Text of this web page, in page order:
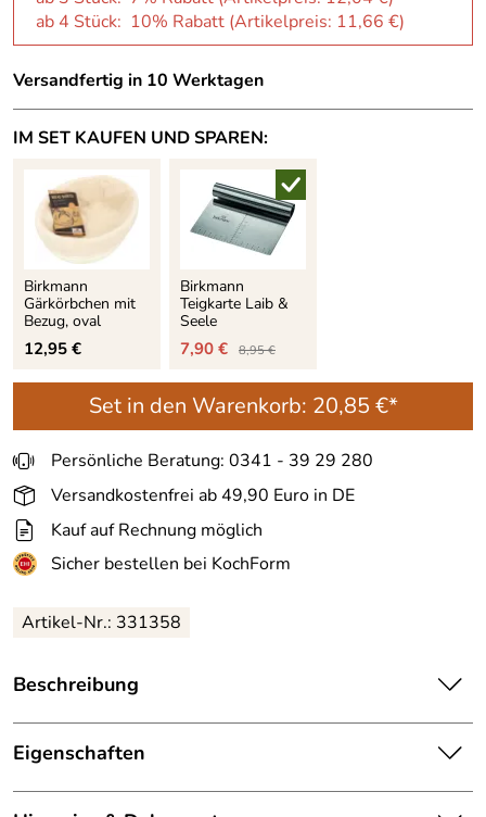
ab 4 Stück: 10% Rabatt (Artikelpreis: 11,66 €)
Versandfertig in 10 Werktagen
IM SET KAUFEN UND SPAREN:
Birkmann
Gärkörbchen mit
Bezug, oval
12,95 €
Birkmann
Teigkarte Laib &
Seele
7,90 € 8,95 €
Set in den Warenkorb: 20,85 €*
Persönliche Beratung: 0341 - 39 29 280
Versandkostenfrei ab 49,90 Euro in DE
Kauf auf Rechnung möglich
Sicher bestellen bei KochForm
Artikel-Nr.: 331358
Beschreibung
BirkmannGärkörbchenmit Bezug, oval. Aus Peddigrohr,
auch als Brotkorb nutzbar.
Das Gärkörbchen vonBirkmannist ideal geeignet zum
Eigenschaften